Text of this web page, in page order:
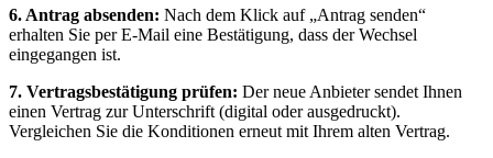
6. Antrag absenden: Nach dem Klick auf „Antrag senden“
erhalten Sie per E‑Mail eine Bestätigung, dass der Wechsel
eingegangen ist.
7. Vertragsbestätigung prüfen: Der neue Anbieter sendet Ihnen
einen Vertrag zur Unterschrift (digital oder ausgedruckt).
Vergleichen Sie die Konditionen erneut mit Ihrem alten Vertrag.